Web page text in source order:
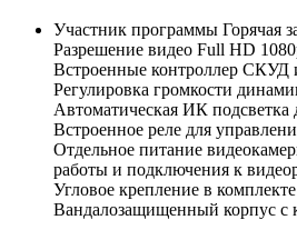
Участник программы Горячая
Разрешение видео Full HD
Встроенные контроллер СКУД
Регулировка громкости
Автоматическая ИК подсветка
Встроенное реле для
Отдельное питание
работы и подключения к
Угловое крепление в комплекте
Вандалозащищенный корпус с